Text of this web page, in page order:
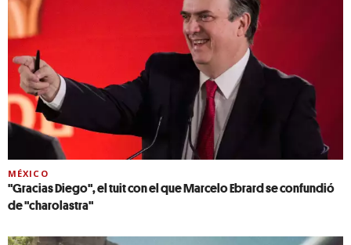
MÉXICO
"Gracias Diego", el tuit con el que Marcelo Ebrard se confundió
de "charolastra"